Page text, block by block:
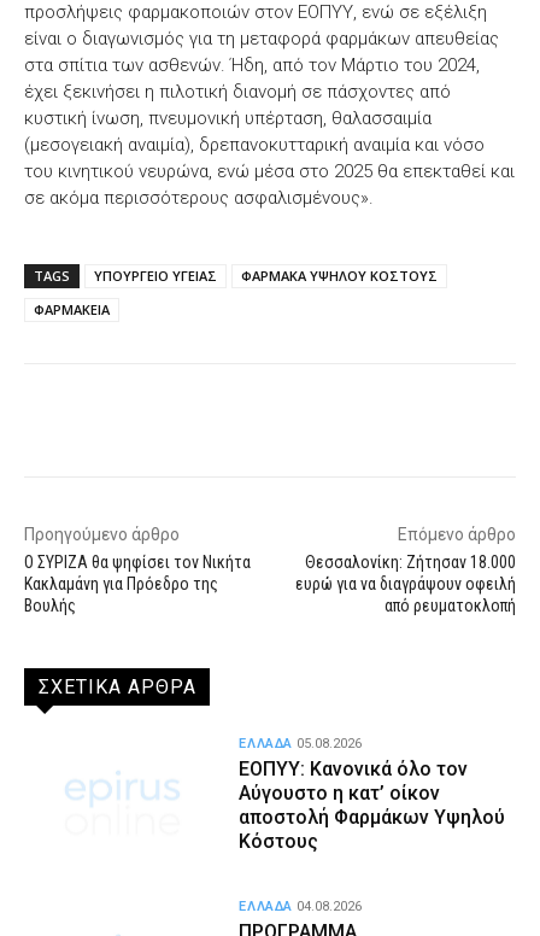
προσλήψεις φαρμακοποιών στον ΕΟΠΥΥ, ενώ σε εξέλιξη
είναι ο διαγωνισμός για τη μεταφορά φαρμάκων απευθείας
στα σπίτια των ασθενών. Ήδη, από τον Μάρτιο του 2024,
έχει ξεκινήσει η πιλοτική διανομή σε πάσχοντες από
κυστική ίνωση, πνευμονική υπέρταση, θαλασσαιμία
(μεσογειακή αναιμία), δρεπανοκυτταρική αναιμία και νόσο
του κινητικού νευρώνα, ενώ μέσα στο 2025 θα επεκταθεί και
σε ακόμα περισσότερους ασφαλισμένους».
TAGS ΥΠΟΥΡΓΕΙΟ ΥΓΕΙΑΣ
ΦΑΡΜΑΚΑ ΥΨΗΛΟΥ ΚΟΣΤΟΥΣ
ΦΑΡΜΑΚΕΙΑ
Προηγούμενο άρθρο
Ο ΣΥΡΙΖΑ θα ψηφίσει τον Νικήτα
Κακλαμάνη για Πρόεδρο της
Βουλής
Επόμενο άρθρο
Θεσσαλονίκη: Ζήτησαν 18.000
ευρώ για να διαγράψουν οφειλή
από ρευματοκλοπή
ΣΧΕΤΙΚΑ ΑΡΘΡΑ
ΕΟΠΥΥ: Κανονικά όλο τον
Αύγουστο η κατ’ οίκον
αποστολή Φαρμάκων Υψηλού
Κόστους
ΕΛΛΑΔΑ 05.08.2026
ΕΛΛΑΔΑ 04.08.2026